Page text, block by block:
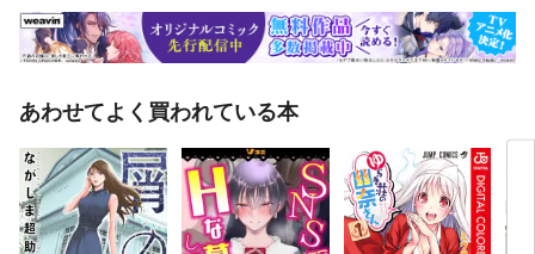
あわせてよく買われている本